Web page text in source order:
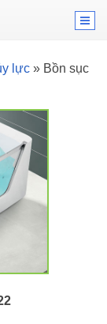
lực » Bồn sục